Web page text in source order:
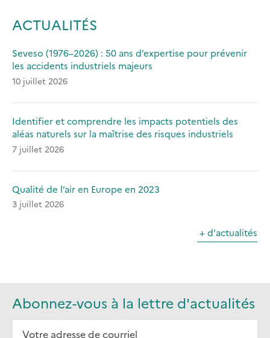
ACTUALITÉS
Seveso (1976–2026) : 50 ans d’expertise pour prévenir
les accidents industriels majeurs
10 juillet 2026
Identifier et comprendre les impacts potentiels des
aléas naturels sur la maîtrise des risques industriels
7 juillet 2026
Qualité de l’air en Europe en 2023
3 juillet 2026
+ d'actualités
Abonnez-vous à la lettre d'actualités